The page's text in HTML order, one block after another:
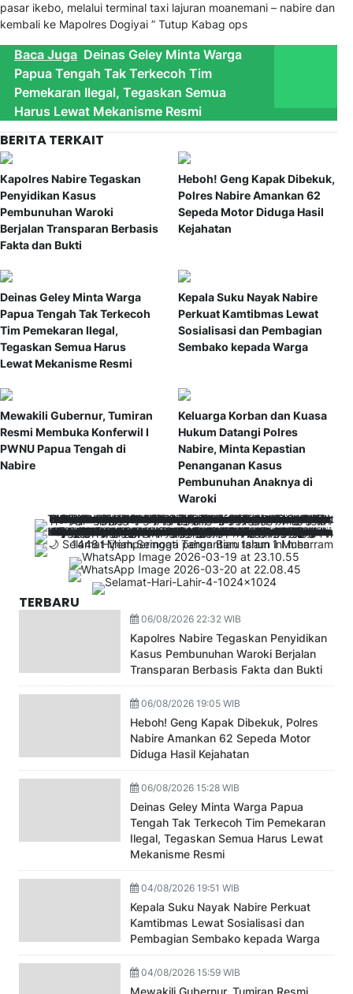
pasar ikebo, melalui terminal taxi lajuran moanemani – nabire dan
kembali ke Mapolres Dogiyai ” Tutup Kabag ops
Baca Juga Deinas Geley Minta Warga
Papua Tengah Tak Terkecoh Tim
Pemekaran Ilegal, Tegaskan Semua
Harus Lewat Mekanisme Resmi
BERITA TERKAIT
Kapolres Nabire Tegaskan
Penyidikan Kasus
Pembunuhan Waroki
Berjalan Transparan Berbasis
Fakta dan Bukti
Heboh! Geng Kapak Dibekuk,
Polres Nabire Amankan 62
Sepeda Motor Diduga Hasil
Kejahatan
Deinas Geley Minta Warga
Papua Tengah Tak Terkecoh
Tim Pemekaran Ilegal,
Tegaskan Semua Harus
Lewat Mekanisme Resmi
Kepala Suku Nayak Nabire
Perkuat Kamtibmas Lewat
Sosialisasi dan Pembagian
Sembako kepada Warga
Mewakili Gubernur, Tumiran
Resmi Membuka Konferwil I
PWNU Papua Tengah di
Nabire
Keluarga Korban dan Kuasa
Hukum Datangi Polres
Nabire, Minta Kepastian
Penanganan Kasus
Pembunuhan Anaknya di
Waroki
TERBARU
06/08/2026 22:32 WIB
Kapolres Nabire Tegaskan Penyidikan
Kasus Pembunuhan Waroki Berjalan
Transparan Berbasis Fakta dan Bukti
06/08/2026 19:05 WIB
Heboh! Geng Kapak Dibekuk, Polres
Nabire Amankan 62 Sepeda Motor
Diduga Hasil Kejahatan
06/08/2026 15:28 WIB
Deinas Geley Minta Warga Papua
Tengah Tak Terkecoh Tim Pemekaran
Ilegal, Tegaskan Semua Harus Lewat
Mekanisme Resmi
04/08/2026 19:51 WIB
Kepala Suku Nayak Nabire Perkuat
Kamtibmas Lewat Sosialisasi dan
Pembagian Sembako kepada Warga
04/08/2026 15:59 WIB